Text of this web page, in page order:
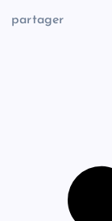
partager